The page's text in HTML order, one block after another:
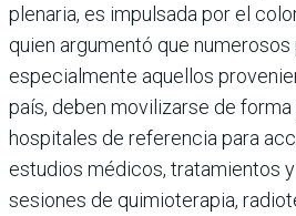
plenaria, es impulsada por el
quien argumentó que numerosos
especialmente aquellos
país, deben movilizarse de
hospitales de referencia para
estudios médicos, tratamientos
sesiones de quimioterapia,